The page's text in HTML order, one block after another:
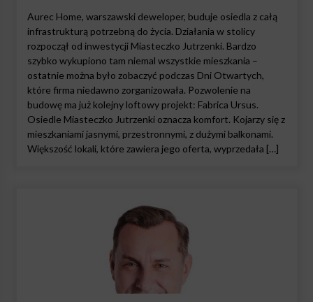
Aurec Home, warszawski deweloper, buduje osiedla z całą
infrastrukturą potrzebną do życia. Działania w stolicy
rozpoczął od inwestycji Miasteczko Jutrzenki. Bardzo
szybko wykupiono tam niemal wszystkie mieszkania –
ostatnie można było zobaczyć podczas Dni Otwartych,
które firma niedawno zorganizowała. Pozwolenie na
budowę ma już kolejny loftowy projekt: Fabrica Ursus.
Osiedle Miasteczko Jutrzenki oznacza komfort. Kojarzy się z
mieszkaniami jasnymi, przestronnymi, z dużymi balkonami.
Większość lokali, które zawiera jego oferta, wyprzedała […]